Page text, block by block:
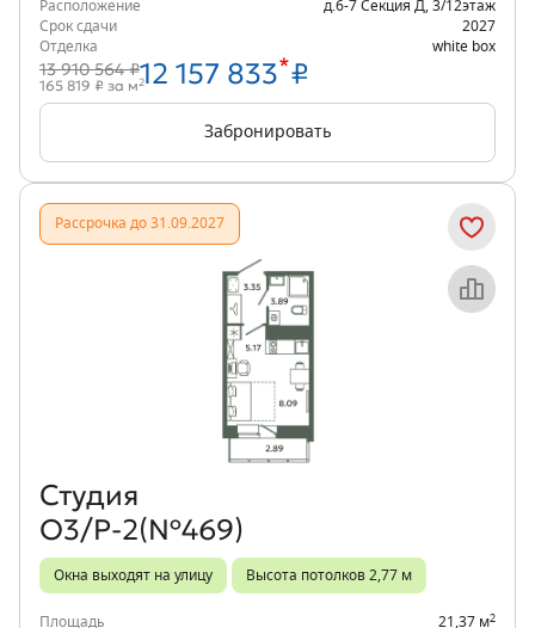
Расположение
д.6-7 Секция Д 3/12этаж
Срок сдачи
2027
Отделка
white box
13 910 564 ₽12 157 833*₽
165 819 ₽ за м2
Забронировать
Рассрочка до 31.09.2027
Объект месяца
Студия
О3/Р-2(№469)
Окна выходят на улицу Высота потолков 2,77 м
Площадь 21,37 м2